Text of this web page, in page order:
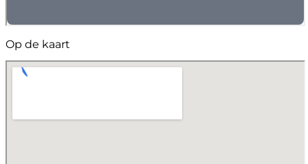
Op de kaart